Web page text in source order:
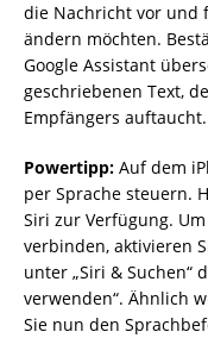
die Nachricht vor und
ändern möchten.
Google Assistant
geschriebenen Text,
Empfängers auftaucht.
Powertipp: Auf dem
per Sprache steuern.
Siri zur Verfügung.
verbinden, aktivieren
unter „Siri & Suchen“
verwenden“. Ähnlich
Sie nun den